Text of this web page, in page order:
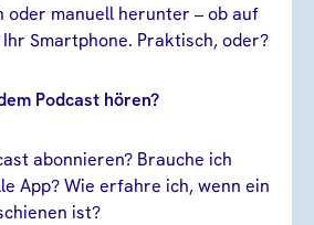
oder manuell herunter – ob auf
Smartphone. Praktisch, oder?
Podcast hören?
abonnieren? Brauche ich
App? Wie erfahre ich, wenn ein
ist?